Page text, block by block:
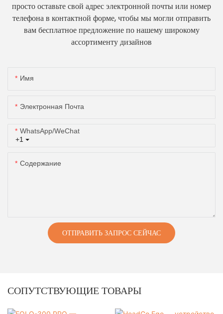
просто оставьте свой адрес электронной почты или номер
телефона в контактной форме, чтобы мы могли отправить
вам бесплатное предложение по нашему широкому
ассортименту дизайнов
Имя
Электронная Почта
+1
WhatsApp/WeChat
Содержание
ОТПРАВИТЬ ЗАПРОС СЕЙЧАС
СОПУТСТВУЮЩИЕ ТОВАРЫ